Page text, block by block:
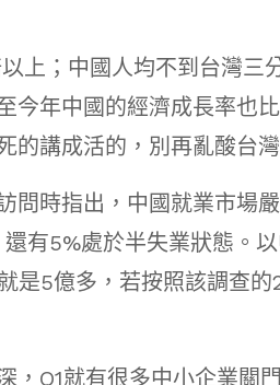
上；中國人均不到台灣三
今年中國的經濟成長率也
講成活的，別再亂酸台灣
問時指出，中國就業市場
有5%處於半失業狀態。
是5億多，若按照該調查的
，Q1就有很多中小企業關